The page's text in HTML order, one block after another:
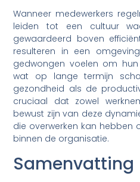
Wanneer medewerkers
leiden tot een cultuur
gewaardeerd boven
resulteren in een
gedwongen voelen om
wat op lange termijn
gezondheid als de
cruciaal dat zowel
bewust zijn van deze
die overwerken kan hebben
binnen de organisatie.
Samenvatting